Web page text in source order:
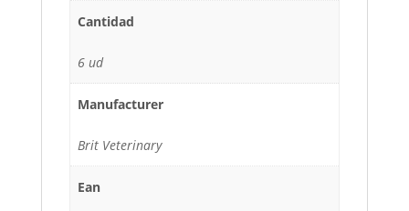
Cantidad
6 ud
Manufacturer
Brit Veterinary
Ean